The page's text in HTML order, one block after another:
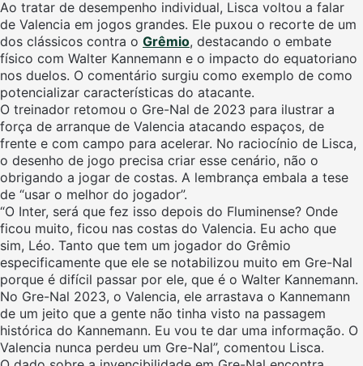
Ao tratar de desempenho individual, Lisca voltou a falar
de Valencia em jogos grandes. Ele puxou o recorte de um
dos clássicos contra o Grêmio, destacando o embate
físico com Walter Kannemann e o impacto do equatoriano
nos duelos. O comentário surgiu como exemplo de como
potencializar características do atacante.
O treinador retomou o Gre-Nal de 2023 para ilustrar a
força de arranque de Valencia atacando espaços, de
frente e com campo para acelerar. No raciocínio de Lisca,
o desenho de jogo precisa criar esse cenário, não o
obrigando a jogar de costas. A lembrança embala a tese
de “usar o melhor do jogador”.
“O Inter, será que fez isso depois do Fluminense? Onde
ficou muito, ficou nas costas do Valencia. Eu acho que
sim, Léo. Tanto que tem um jogador do Grêmio
especificamente que ele se notabilizou muito em Gre-Nal
porque é difícil passar por ele, que é o Walter Kannemann.
No Gre-Nal 2023, o Valencia, ele arrastava o Kannemann
de um jeito que a gente não tinha visto na passagem
histórica do Kannemann. Eu vou te dar uma informação. O
Valencia nunca perdeu um Gre-Nal”, comentou Lisca.